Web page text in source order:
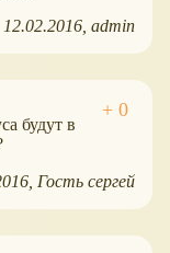
12.02.2016 admin
будут в
Гость сергей